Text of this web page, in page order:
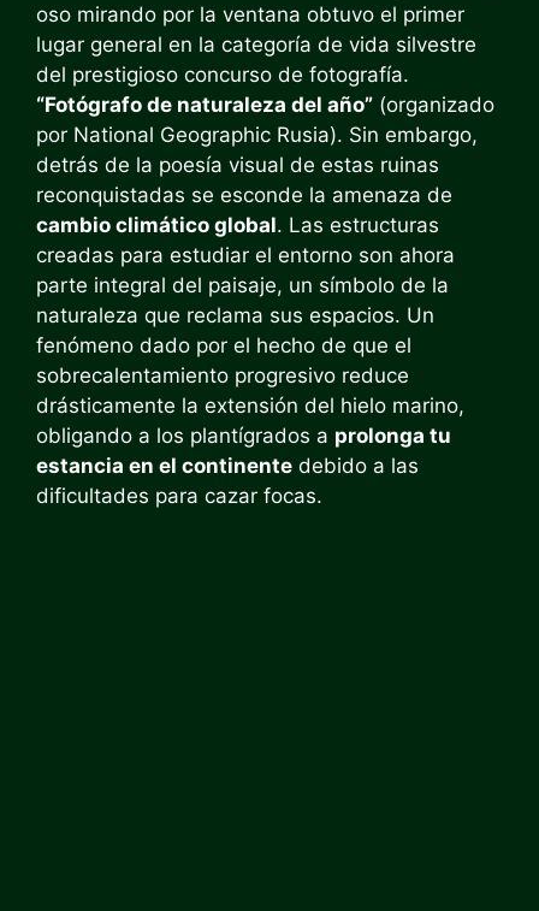
oso mirando por la ventana obtuvo el primer
lugar general en la categoría de vida silvestre
del prestigioso concurso de fotografía.
“Fotógrafo de naturaleza del año” (organizado
por National Geographic Rusia). Sin embargo,
detrás de la poesía visual de estas ruinas
reconquistadas se esconde la amenaza de
cambio climático global. Las estructuras
creadas para estudiar el entorno son ahora
parte integral del paisaje, un símbolo de la
naturaleza que reclama sus espacios. Un
fenómeno dado por el hecho de que el
sobrecalentamiento progresivo reduce
drásticamente la extensión del hielo marino,
obligando a los plantígrados a prolonga tu
estancia en el continente debido a las
dificultades para cazar focas.